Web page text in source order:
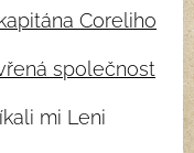
Coreliho
společnost
mi Leni